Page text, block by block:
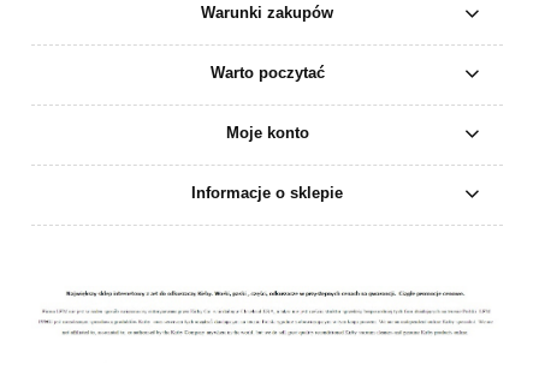
Warunki zakupów
Warto poczytać
Moje konto
Informacje o sklepie